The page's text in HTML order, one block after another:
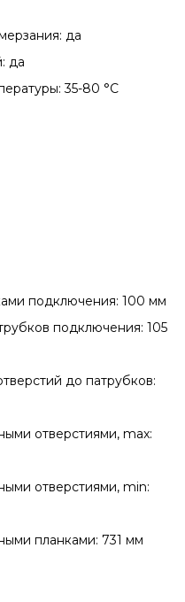
да
да
35-80 °С
подключения: 100 мм
подключения: 105
до патрубков:
отверстиями, max:
отверстиями, min:
планками: 731 мм